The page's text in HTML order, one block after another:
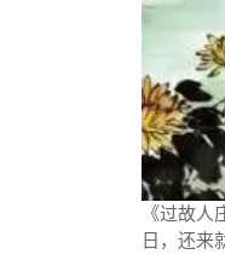
《过故
日，还来